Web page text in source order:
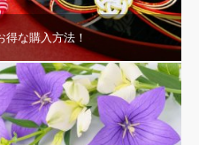
な購入方法！